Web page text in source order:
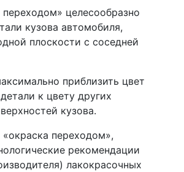
целесообразно
кузова автомобиля,
плоскости с соседней
приблизить цвет
к цвету других
кузова.
переходом»,
рекомендации
лакокрасочных